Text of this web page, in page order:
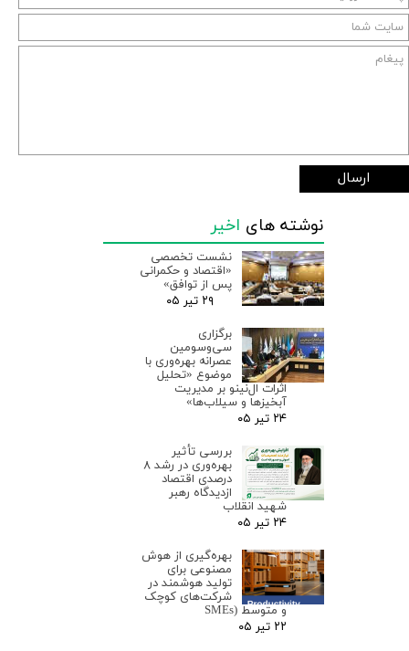
ارسال
نوشته های اخیر
نشست تخصصی
«اقتصاد و حکمرانی
پس از توافق»
۲۹ تیر ۰۵
برگزاری
سی‌وسومین
عصرانه بهره‌وری با
موضوع «تحلیل
اثرات ال‌نینو بر مدیریت
آبخیزها و سیلاب‌ها»
۲۴ تیر ۰۵
بررسی تأثیر
بهره‌وری در رشد ۸
درصدی اقتصاد
ازدیدگاه رهبر
شهید انقلاب
۲۴ تیر ۰۵
بهره‌گیری از هوش
مصنوعی برای
تولید هوشمند در
شرکت‌های کوچک
و متوسط (SMEs
۲۲ تیر ۰۵